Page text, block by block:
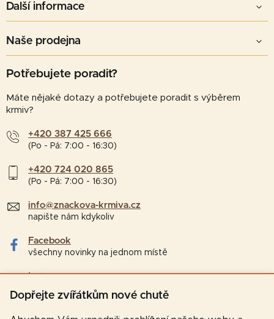
Dopřejte zvířátkům nové chutě
Další informace
Naše prodejna
Potřebujete poradit?
Máte nějaké dotazy a potřebujete poradit s výběrem
krmiv?
+420 387 425 666
(Po - Pá: 7:00 - 16:30)
+420 724 020 865
(Po - Pá: 7:00 - 16:30)
info@znackova-krmiva.cz
napište nám kdykoliv
Facebook
všechny novinky na jednom místě
Instagram
tipy a zajímavosti pro chovatele